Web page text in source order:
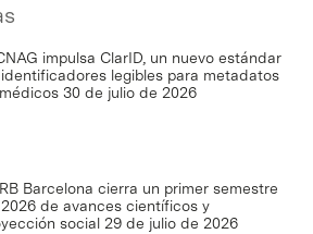
impulsa ClarID, un nuevo estándar
legibles para metadatos
30 de julio de 2026
Barcelona cierra un primer semestre
de avances científicos y
social 29 de julio de 2026